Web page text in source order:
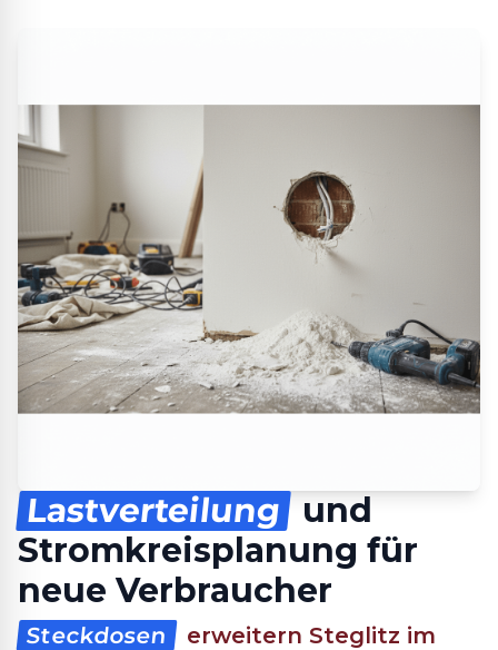
Lastverteilung
und
Stromkreisplanung für
neue Verbraucher
Steckdosen
erweitern Steglitz im